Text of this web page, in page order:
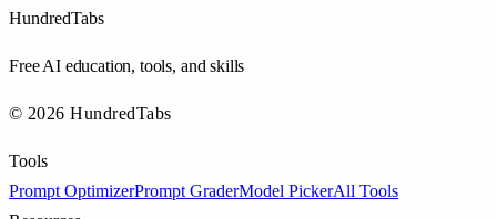
HundredTabs
Free AI education, tools, and skills
© 2026 HundredTabs
Tools
Prompt OptimizerPrompt GraderModel PickerAll Tools